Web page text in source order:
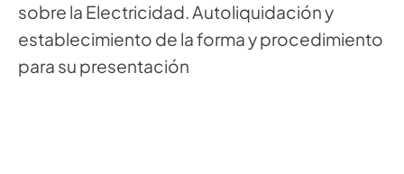
sobre la Electricidad. Autoliquidación y
establecimiento de la forma y procedimiento
para su presentación